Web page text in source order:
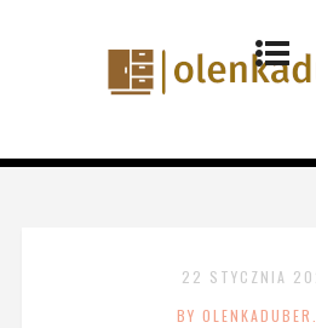
22 STYCZNIA
BY